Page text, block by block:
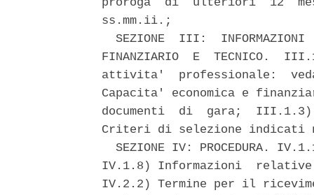
proroga  di  ulteriori  12
ss.mm.ii.;
SEZIONE  III:  INFORMAZIONI
FINANZIARIO  E
attivita'  professionale:
Capacita' economica e
documenti  di  gara;
Criteri di selezione indicati
SEZIONE IV: PROCEDURA.
IV.1.8) Informazioni
IV.2.2) Termine per il